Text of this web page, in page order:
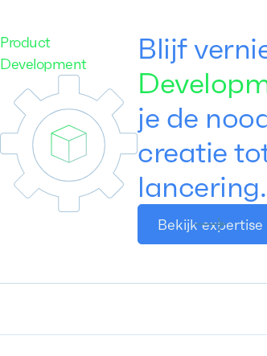
Product
Development
Blijf
je de
creatie
lancering.
Bekijk expertise